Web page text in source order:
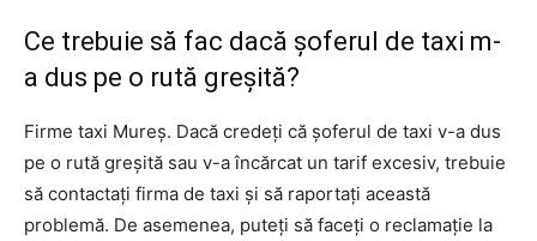
Ce trebuie să fac dacă șoferul de taxi m-
a dus pe o rută greșită?
Firme taxi Mureș. Dacă credeți că șoferul de taxi v-a dus
pe o rută greșită sau v-a încărcat un tarif excesiv, trebuie
să contactați firma de taxi și să raportați această
problemă. De asemenea, puteți să faceți o reclamație la